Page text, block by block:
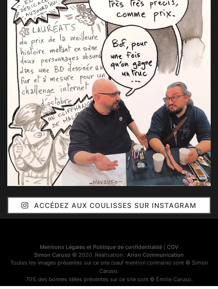
ACCÉDEZ AUX COULISSES SUR INSTAGRAM
Mentions Légales et Politique de confidentialité| CGV
Simon Caruso © 2020. Réalisation : Arion Communication
Toutes les images présentes sur ce site (sauf mention contraire) sont © Simon
Caruso.
70% des bonnes idées présentes sur ce site sont © Émilie Caruso.